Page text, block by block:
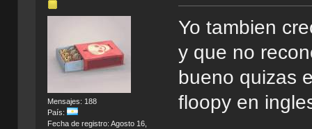
Mensajes: 188
País:
Fecha de registro: Agosto 16,
Yo tambien
y que no
bueno quizas
floopy en